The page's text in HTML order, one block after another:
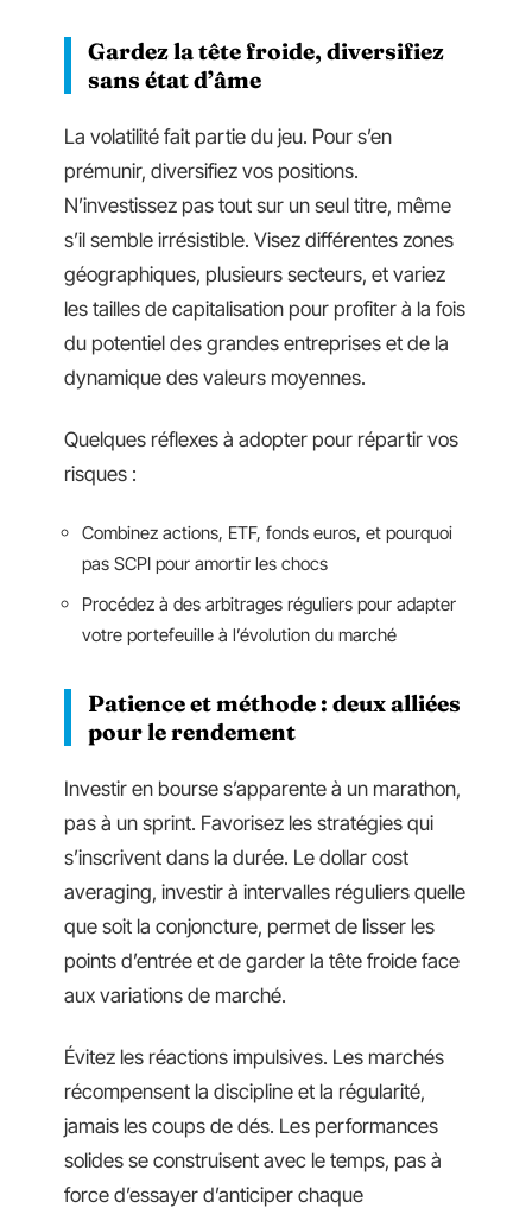
Gardez la tête froide, diversifiez
sans état d’âme
La volatilité fait partie du jeu. Pour s’en
prémunir, diversifiez vos positions.
N’investissez pas tout sur un seul titre, même
s’il semble irrésistible. Visez différentes zones
géographiques, plusieurs secteurs, et variez
les tailles de capitalisation pour profiter à la fois
du potentiel des grandes entreprises et de la
dynamique des valeurs moyennes.
Quelques réflexes à adopter pour répartir vos
risques :
Combinez actions, ETF, fonds euros, et pourquoi
pas SCPI pour amortir les chocs
Procédez à des arbitrages réguliers pour adapter
votre portefeuille à l’évolution du marché
Patience et méthode : deux alliées
pour le rendement
Investir en bourse s’apparente à un marathon,
pas à un sprint. Favorisez les stratégies qui
s’inscrivent dans la durée. Le dollar cost
averaging, investir à intervalles réguliers quelle
que soit la conjoncture, permet de lisser les
points d’entrée et de garder la tête froide face
aux variations de marché.
Évitez les réactions impulsives. Les marchés
récompensent la discipline et la régularité,
jamais les coups de dés. Les performances
solides se construisent avec le temps, pas à
force d’essayer d’anticiper chaque